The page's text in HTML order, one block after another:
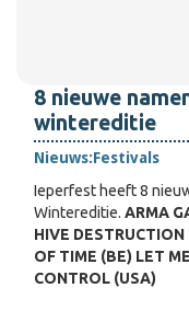
8 nieuwe
wintereditie
Nieuws:Festivals
Ieperfest heeft 8
Wintereditie. ARMA
HIVE
OF TIME (BE) LET
CONTROL (USA)